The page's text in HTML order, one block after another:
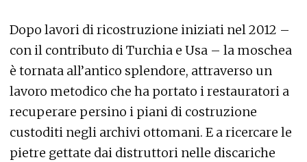
Dopo lavori di ricostruzione iniziati nel 2012 –
con il contributo di Turchia e Usa – la moschea
è tornata all’antico splendore, attraverso un
lavoro metodico che ha portato i restauratori a
recuperare persino i piani di costruzione
custoditi negli archivi ottomani. E a ricercare le
pietre gettate dai distruttori nelle discariche